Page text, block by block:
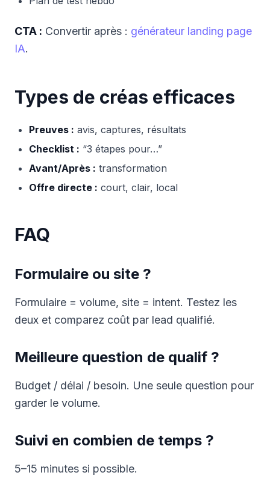
CTA : Convertir après : générateur landing page
IA.
Types de créas efficaces
Preuves : avis, captures, résultats
Checklist : “3 étapes pour…”
Avant/Après : transformation
Offre directe : court, clair, local
FAQ
Formulaire ou site ?
Formulaire = volume, site = intent. Testez les
deux et comparez coût par lead qualifié.
Meilleure question de qualif ?
Budget / délai / besoin. Une seule question pour
garder le volume.
Suivi en combien de temps ?
5–15 minutes si possible.